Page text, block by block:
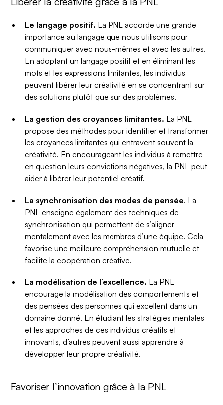
Le langage positif. La PNL accorde une grande
importance au langage que nous utilisons pour
communiquer avec nous-mêmes et avec les autres.
En adoptant un langage positif et en éliminant les
mots et les expressions limitantes, les individus
peuvent libérer leur créativité en se concentrant sur
des solutions plutôt que sur des problèmes.
La gestion des croyances limitantes. La PNL
propose des méthodes pour identifier et transformer
les croyances limitantes qui entravent souvent la
créativité. En encourageant les individus à remettre
en question leurs convictions négatives, la PNL peut
aider à libérer leur potentiel créatif.
La synchronisation des modes de pensée. La
PNL enseigne également des techniques de
synchronisation qui permettent de s’aligner
mentalement avec les membres d’une équipe. Cela
favorise une meilleure compréhension mutuelle et
facilite la coopération créative.
La modélisation de l’excellence. La PNL
encourage la modélisation des comportements et
des pensées des personnes qui excellent dans un
domaine donné. En étudiant les stratégies mentales
et les approches de ces individus créatifs et
innovants, d’autres peuvent aussi apprendre à
développer leur propre créativité.
Favoriser l’innovation grâce à la PNL